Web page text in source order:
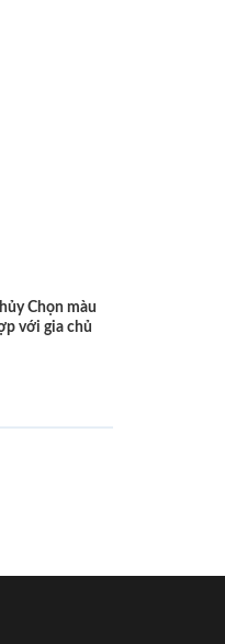
Chọn màu
với gia chủ